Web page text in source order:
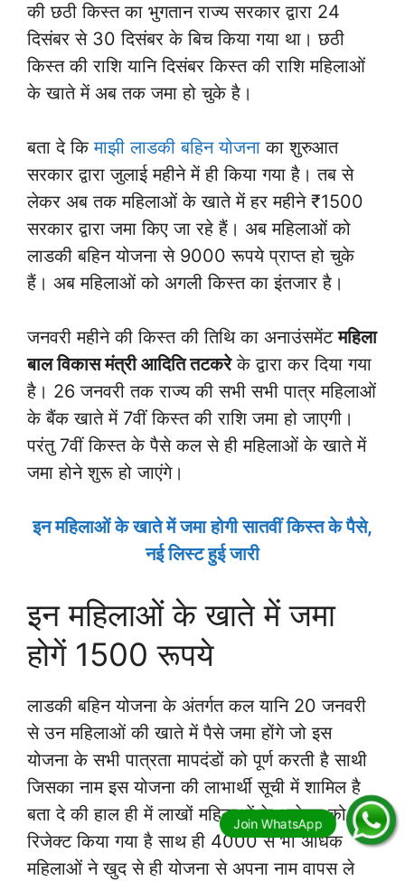
की छठी किस्त का भुगतान राज्य सरकार द्वारा 24
दिसंबर से 30 दिसंबर के बिच किया गया था। छठी
किस्त की राशि यानि दिसंबर किस्त की राशि महिलाओं
के खाते में अब तक जमा हो चुके है।
बता दे किमाझी लाडकी बहिन योजना का शुरुआत
सरकार द्वारा जुलाई महीने में ही किया गया है। तब से
लेकर अब तक महिलाओं के खाते में हर महीने ₹1500
सरकार द्वारा जमा किए जा रहे हैं। अब महिलाओं को
लाडकी बहिन योजना से 9000 रूपये प्राप्त हो चुके
हैं। अब महिलाओं को अगली किस्त का इंतजार है।
जनवरी महीने की किस्त की तिथि का अनाउंसमेंटमहिला
बाल विकास मंत्री आदिति तटकरेके द्वारा कर दिया गया
है। 26 जनवरी तक राज्य की सभी सभी पात्र महिलाओं
के बैंक खाते में 7वीं किस्त की राशि जमा हो जाएगी।
परंतु 7वीं किस्त के पैसे कल से ही महिलाओं के खाते में
जमा होने शुरू हो जाएंगे।
इन महिलाओं के खाते में जमा होगी सातवीं किस्त के पैसे,
नई लिस्ट हुई जारी
इन महिलाओं के खाते में जमा
होगें 1500 रूपये
लाडकी बहिन योजना के अंतर्गत कल यानि 20 जनवरी
से उन महिलाओं की खाते में पैसे जमा होंगे जो इस
योजना के सभी पात्रता मापदंडों को पूर्ण करती है साथी
जिसका नाम इस योजना की लाभार्थी सूची में शामिल है
बता दे की हाल ही में लाखों महिलाओं के आवेदन को
रिजेक्ट किया गया है साथ ही 4000 से भी अधिक
महिलाओं ने खुद से ही योजना से अपना नाम वापस ले